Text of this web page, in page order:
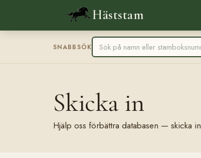
Häststam
SNABBSÖK
Skicka in
Hjälp oss förbättra databasen — skicka